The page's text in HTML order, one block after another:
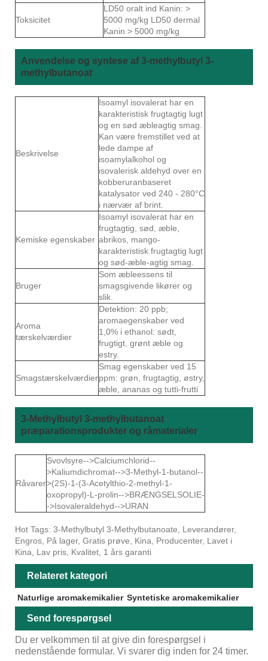
Toksicitet
LD50 oralt ind Kanin: >
5000 mg/kg LD50 dermal
Kanin > 5000 mg/kg
Anvendelse og syntese af 3-methylbutyl 3-
methylbutanoat
Beskrivelse
Isoamyl isovalerat har en
karakteristisk frugtagtig lugt
og en sød æbleagtig smag.
Kan være fremstillet ved at
lede dampe af
isoamylalkohol og
isovalerisk aldehyd over en
kobberuranbaseret
katalysator ved 240 - 280°C
i nærvær af brint.
Kemiske egenskaber
Isoamyl isovalerat har en
frugtagtig, sød, æble,
abrikos, mango-
karakteristisk frugtagtig lugt
og sød-æble-agtig smag.
Bruger
Som æbleessens til
smagsgivende likører og
slik.
Aroma
tærskelværdier
Detektion: 20 ppb;
aromaegenskaber ved
1,0% i ethanol: sødt,
frugtigt, grønt æble og
estry.
Smagstærskelværdier
Smag egenskaber ved 15
ppm: grøn, frugtagtig, østry,
æble, ananas og tutti-frutti
3-Methylbutyl 3-methylbutanoat
præparationsprodukter og råmaterialer
Råvarer
Svovlsyre-->Calciumchlorid--
>Kaliumdichromat-->3-Methyl-1-butanol--
>(2S)-1-(3-Acetylthio-2-methyl-1-
oxopropyl)-L-prolin-->BRÆNGSELSOLIE-
->Isovaleraldehyd-->URAN
Hot Tags: 3-Methylbutyl 3-Methylbutanoate, Leverandører,
Engros, På lager, Gratis prøve, Kina, Producenter, Lavet i
Kina, Lav pris, Kvalitet, 1 års garanti
Relateret kategori
Naturlige aromakemikalier Syntetiske aromakemikalier
Send forespørgsel
Du er velkommen til at give din forespørgsel i
nedenstående formular. Vi svarer dig inden for 24 timer.